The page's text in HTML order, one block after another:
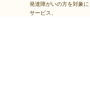
発達障がいの方を対象
サービス、